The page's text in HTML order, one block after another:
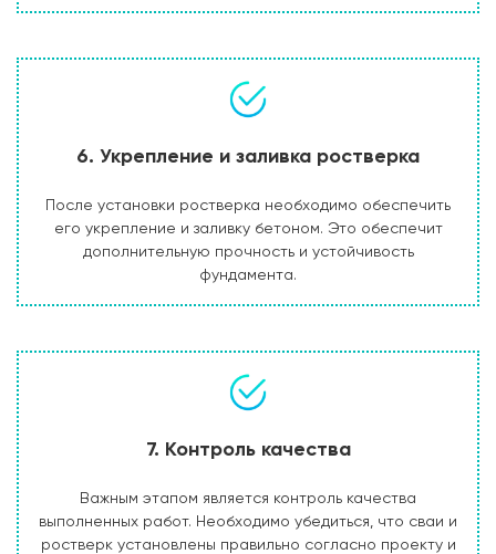
6. Укрепление и заливка ростверка
После установки ростверка необходимо обеспечить
его укрепление и заливку бетоном. Это обеспечит
дополнительную прочность и устойчивость
фундамента.
7. Контроль качества
Важным этапом является контроль качества
выполненных работ. Необходимо убедиться, что сваи и
ростверк установлены правильно согласно проекту и